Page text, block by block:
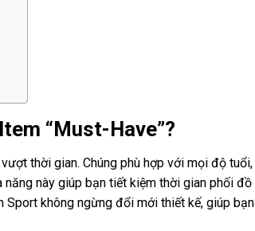
“Must-Have”?
thời gian. Chúng phù hợp với mọi độ tuổi,
năng này giúp bạn tiết kiệm thời gian phối đồ
Sport không ngừng đổi mới thiết kế, giúp bạn